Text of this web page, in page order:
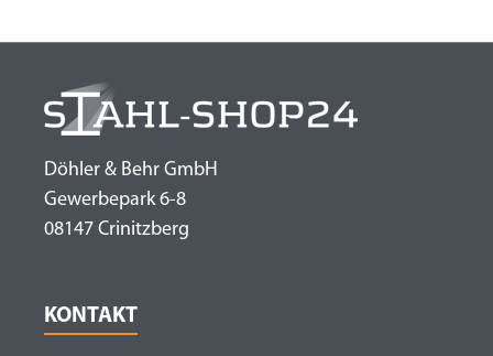
Döhler & Behr GmbH
Gewerbepark 6-8
08147 Crinitzberg
KONTAKT